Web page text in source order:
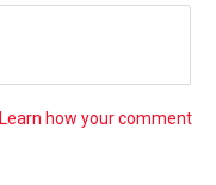
Learn how your comment